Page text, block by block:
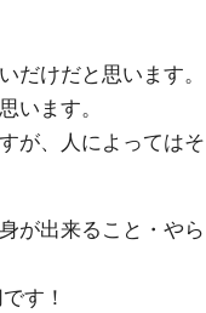
だけだと思います。
います。
が、人によってはそ
が出来ること・やら
す！